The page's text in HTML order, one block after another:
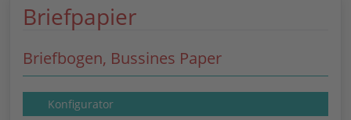
Briefpapier
Briefbogen, Bussines Paper
Konfigurator